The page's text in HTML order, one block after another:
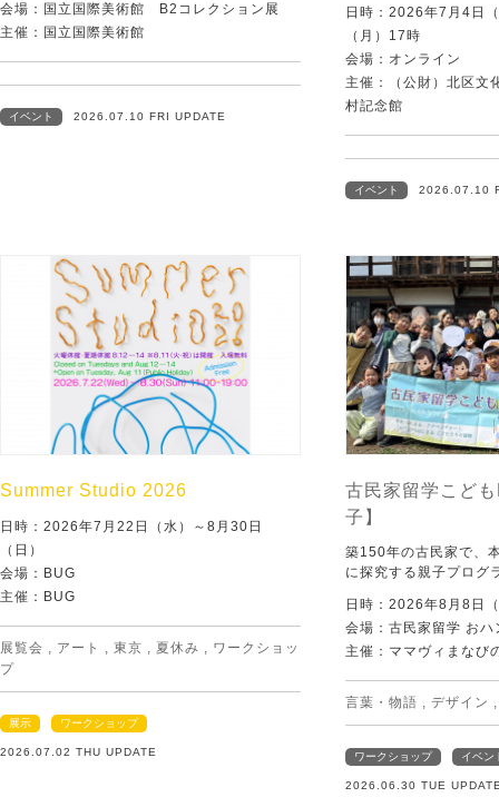
会場：国立国際美術館 B2コレクション展
主催：国立国際美術館
イベント 2026.07.10 FRI UPDATE
日時：2026年7月4日
（月）17時
会場：オンライン
主催：（公財）北区
村記念館
イベント 2026.07.10
Summer Studio 2026
日時：2026年7月22日（水）～8月30日
（日）
会場：BUG
主催：BUG
展覧会 , アート , 東京 , 夏休み , ワークショッ
プ
展示 ワークショップ
2026.07.02 THU UPDATE
古民家留学こど
子】
築150年の古民家で、
に探究する親子プログ
日時：2026年8月8日
会場：古民家留学 おハ
主催：ママヴィまなび
言葉・物語 , デザイン
ワークショップ イベン
2026.06.30 TUE